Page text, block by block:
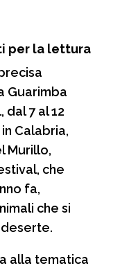
per la lettura
Guarimba
dal 7 al 12
Calabria,
Murillo,
che
fa,
che si
alla tematica